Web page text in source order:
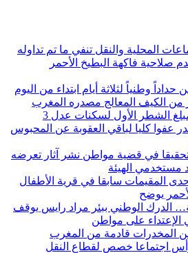
المحلية والنقل تنفي ما تم تداوله
صلاحية فاكهة البطيخ الأحمر
حداداً وطنياً لثلاثة أيام ابتداء من اليوم
الكيف المعالج مصدره المغرب
الشطر الأول لسكنات عدل 3
عفوا كليا لباقي العقوبة عن المحبوس
تحقيقا في قضية مواطن نشر آثار تعرضه
مستخدمي الهيئة
المقيمات سابقا في قرية الأطفال
يوضح
من 24ساعة… الدرك الوطني ببئر مراد رايس يوقف
قادمة من المغرب
اجتماعا خصص لقطاع النقل